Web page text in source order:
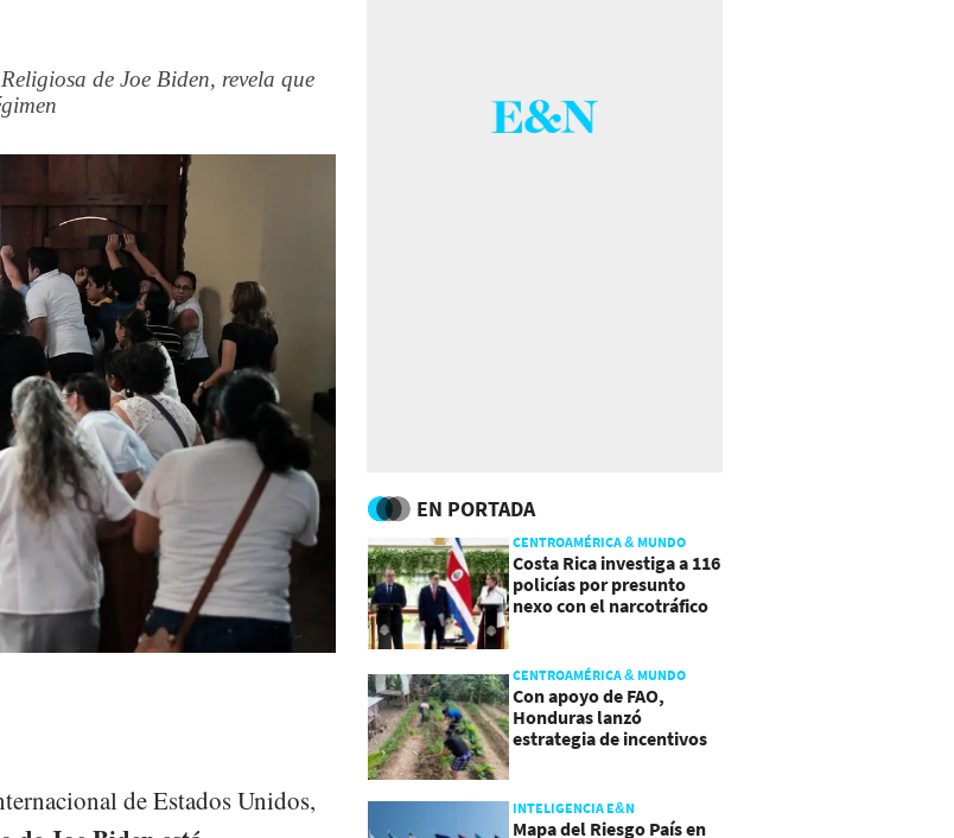
de Joe Biden, revela que
de Estados Unidos,
EN PORTADA
CENTROAMÉRICA & MUNDO
Costa Rica investiga a 116
policías por presunto
nexo con el narcotráfico
CENTROAMÉRICA & MUNDO
Con apoyo de FAO,
Honduras lanzó
estrategia de incentivos
INTELIGENCIA E&N
Mapa del Riesgo País en